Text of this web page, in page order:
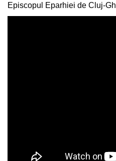
Episcopul Eparhiei de Cluj-